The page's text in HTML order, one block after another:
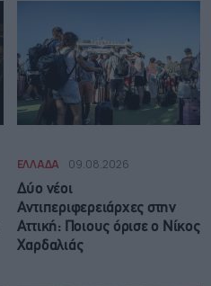
ΕΛΛΑΔΑ 09.08.2026
Δύο νέοι
Αντιπεριφερειάρχες στην
Αττική: Ποιους όρισε ο Νίκος
Χαρδαλιάς